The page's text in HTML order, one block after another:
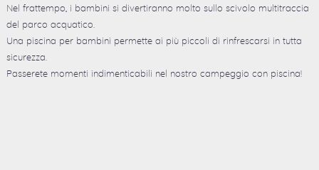
Nel frattempo, i bambini si divertiranno molto sullo scivolo multitraccia
del parco acquatico.
Una piscina per bambini permette ai più piccoli di rinfrescarsi in tutta
sicurezza.
Passerete momenti indimenticabili nel nostro campeggio con piscina!